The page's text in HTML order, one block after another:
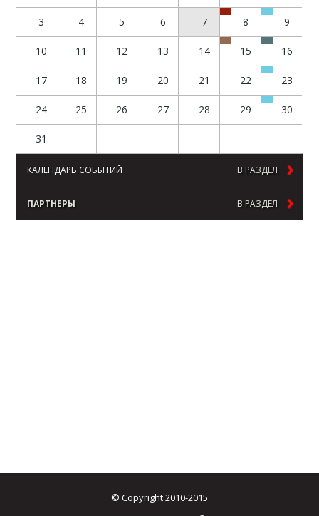
3 4 5 6 7 8 9
10 11 12 13 14 15 16
17 18 19 20 21 22 23
24 25 26 27 28 29 30
31
КАЛЕНДАРЬ СОБЫТИЙ В РАЗДЕЛ
ПАРТНЕРЫ В РАЗДЕЛ
© Copyright 2010-2015